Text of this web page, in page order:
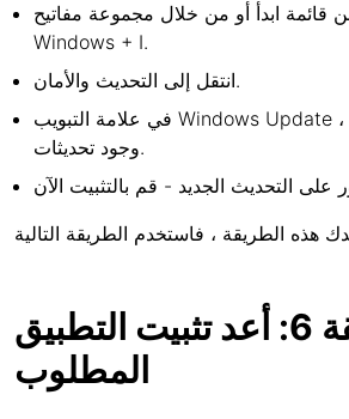
قائمة ابدأ أو من خلال مجموعة مفاتيح
Windows + I.
انتقل إلى التحديث والأمان.
في علامة التبويب Windows Update ، انقر فوق التحقق من
وجود تحديثات.
طريقة 6: أعد تثبيت التطبيق
المطلوب